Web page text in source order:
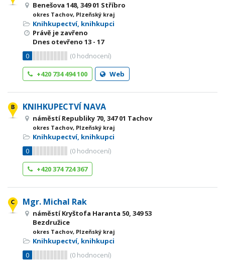
Benešova 148, 349 01 Stříbro
okres Tachov, Plzeňský kraj
Knihkupectví, knihkupci
Právě je zavřeno
Dnes otevřeno 13 - 17
0
(0 hodnocení)
+420 734 494 100
Web
KNIHKUPECTVÍ NAVA
náměstí Republiky 70, 347 01 Tachov
okres Tachov, Plzeňský kraj
Knihkupectví, knihkupci
0
(0 hodnocení)
+420 374 724 367
Mgr. Michal Rak
náměstí Kryštofa Haranta 50, 349 53
Bezdružice
okres Tachov, Plzeňský kraj
Knihkupectví, knihkupci
0
(0 hodnocení)